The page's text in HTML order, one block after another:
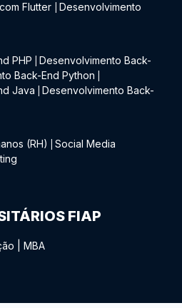
Flutter
Desenvolvimento
PHP
Desenvolvimento Back-
Back-End Python
Java
Desenvolvimento Back-
(RH)
Social Media
FIAP
MBA